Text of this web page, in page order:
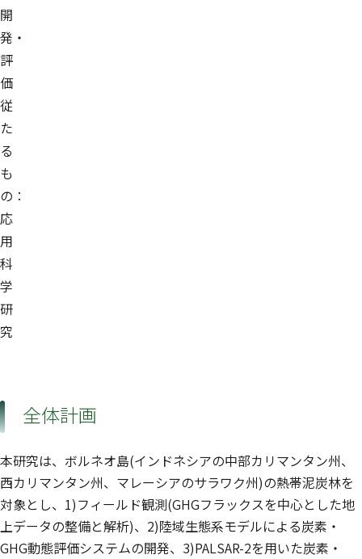
開
発・
評
価
従
た
る
も
の：
応
用
科
学
研
究
全体計画
本研究は、ボルネオ島(インドネシアの中部カリマンタン州、
西カリマンタン州、マレーシアのサラワク州)の熱帯泥炭林を
対象とし、1)フィールド観測(GHGフラックスを中心とした地
上データの整備と解析)、2)陸域生態系モデルによる炭素・
GHG動態評価システムの開発、3)PALSAR-2を用いた炭素・